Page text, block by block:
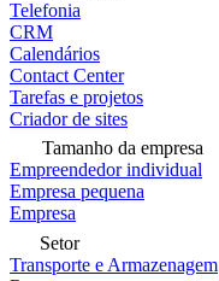
Telefonia
CRM
Calendários
Contact Center
Tarefas e projetos
Criador de sites
Tamanho da empresa
Empreendedor individual
Empresa pequena
Empresa
Setor
Transporte e Armazenagem